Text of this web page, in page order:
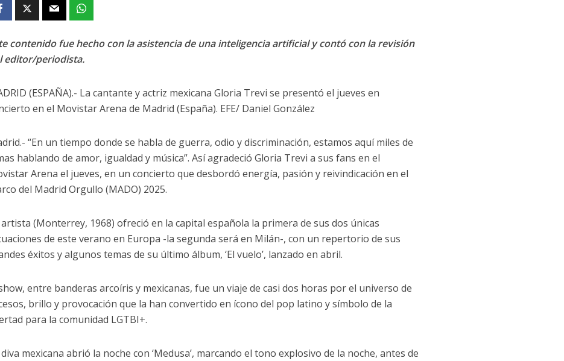
contenido fue hecho con la asistencia de una inteligencia artificial y contó con la revisión
editor/periodista.
(ESPAÑA).- La cantante y actriz mexicana Gloria Trevi se presentó el jueves en
en el Movistar Arena de Madrid (España). EFE/ Daniel González
“En un tiempo donde se habla de guerra, odio y discriminación, estamos aquí miles de
hablando de amor, igualdad y música”. Así agradeció Gloria Trevi a sus fans en el
Arena el jueves, en un concierto que desbordó energía, pasión y reivindicación en el
del Madrid Orgullo (MADO) 2025.
artista (Monterrey, 1968) ofreció en la capital española la primera de sus dos únicas
de este verano en Europa -la segunda será en Milán-, con un repertorio de sus
éxitos y algunos temas de su último álbum, ‘El vuelo’, lanzado en abril.
entre banderas arcoíris y mexicanas, fue un viaje de casi dos horas por el universo de
brillo y provocación que la han convertido en ícono del pop latino y símbolo de la
para la comunidad LGTBI+.
mexicana abrió la noche con ‘Medusa’, marcando el tono explosivo de la noche, antes de